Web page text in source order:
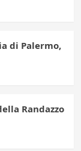
di Palermo,
Randazzo